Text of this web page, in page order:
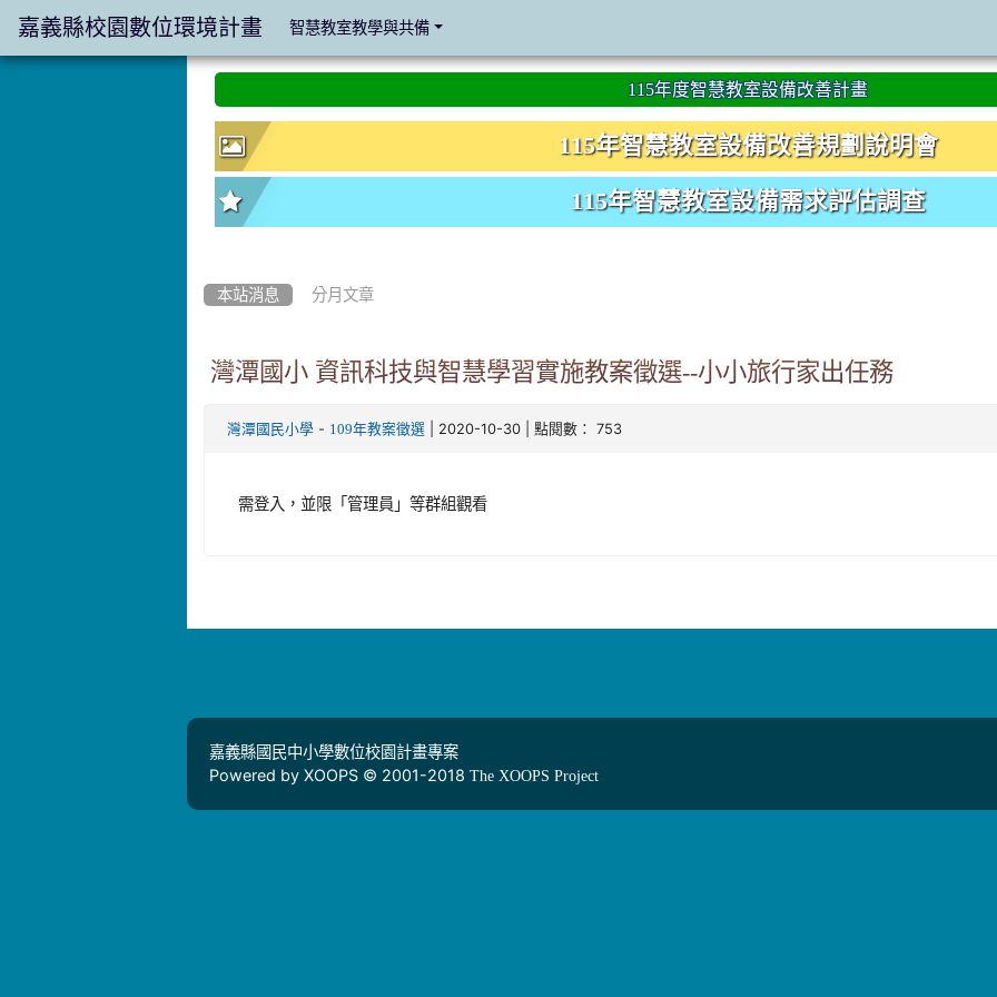
:::
115年度智慧教室設備改善計畫
115年智慧教室設備改善規劃說明會
115年智慧教室設備需求評估調查
本站消息 分月文章
灣潭國小 資訊科技與智慧學習實施教案徵選--小小旅行家出任務
灣潭國民小學 - 109年教案徵選 | 2020-10-30 | 點閱數： 753
需登入，並限「管理員」等群組觀看
嘉義縣國民中小學數位校園計畫專案
Powered by XOOPS © 2001-2018 The XOOPS Project
嘉義縣校園數位環境計畫 :::智慧教室教學與共備